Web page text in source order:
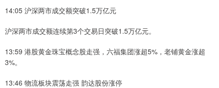
14:05 沪深两市成交额突破1.5万亿元
沪深两市成交额连续第3个交易日突破1.5万亿元。
13:59 港股黄金珠宝概念股走强，六福集团涨超5%，老铺黄金涨超
3%。
13:46 物流板块震荡走强 韵达股份涨停